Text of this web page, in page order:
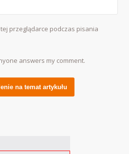
przeglądarce podczas pisania
answers my comment.